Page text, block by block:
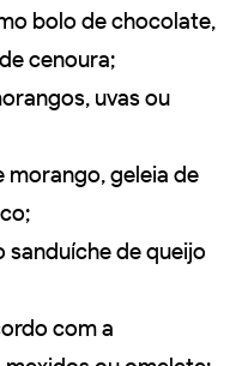
bolo de chocolate,
cenoura;
uvas ou
morango, geleia de
sanduíche de queijo
com a